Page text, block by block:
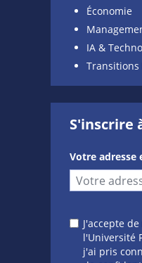
Économie
IA &
Transitions
S'inscrire
Votre adresse
J'accepte
l'Université
j'ai pris